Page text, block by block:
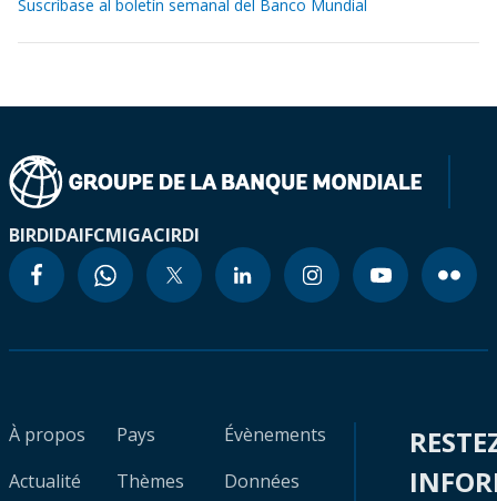
Suscríbase al boletín semanal del Banco Mundial
BIRDIDAIFCMIGACIRDI
À propos
Actualité
Pays
Thèmes
Évènements
Données